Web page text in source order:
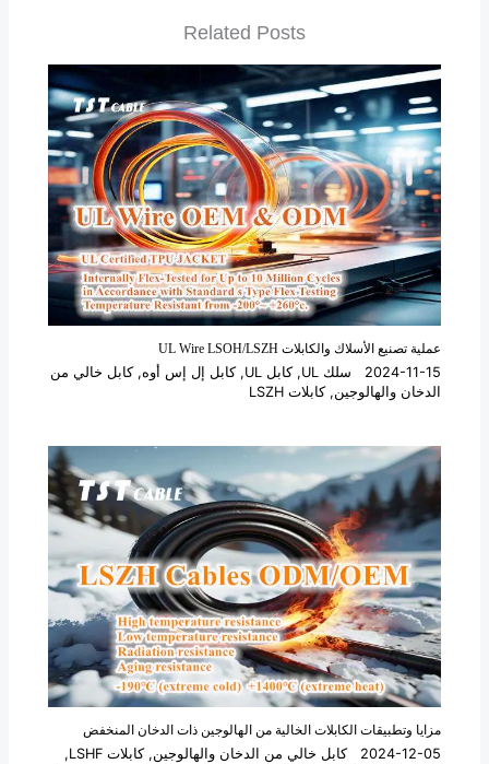
Related Posts
عملية تصنيع الأسلاك والكابلات UL Wire LSOH/LSZH
2024-11-15 سلك UL ,كابل UL ,كابل إل إس أوه,كابل خالي من
الدخان والهالوجين,كابلات LSZH
مزايا وتطبيقات الكابلات الخالية من الهالوجين ذات الدخان المنخفض
2024-12-05 كابل خالي من الدخان والهالوجين,كابلات LSHF
,